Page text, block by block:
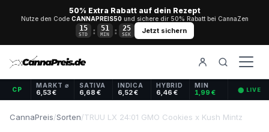
50% Extra Rabatt auf dein Rezept
Nutze den Code CANNAPREIS50und sichere dir 50% Rabatt bei CannaZen
15
STD : 51
MIN : 24
SEK Jetzt sichern
CP
MARKT ⌀
6,53 €
SATIVA
6,68 €
INDICA
6,52 €
HYBRID
6,46 €
MIN
1,99 € ⬤ LIVE
CannaPreis/Sorten/TRUU LX 24:01 GMO Cookies x Kush Mintz